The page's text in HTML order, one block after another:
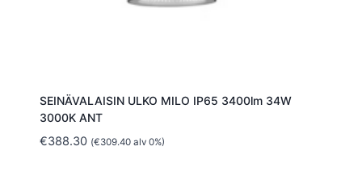
SEINÄVALAISIN ULKO MILO IP65 3400lm 34W
3000K ANT
€388.30 (€309.40alv 0%)